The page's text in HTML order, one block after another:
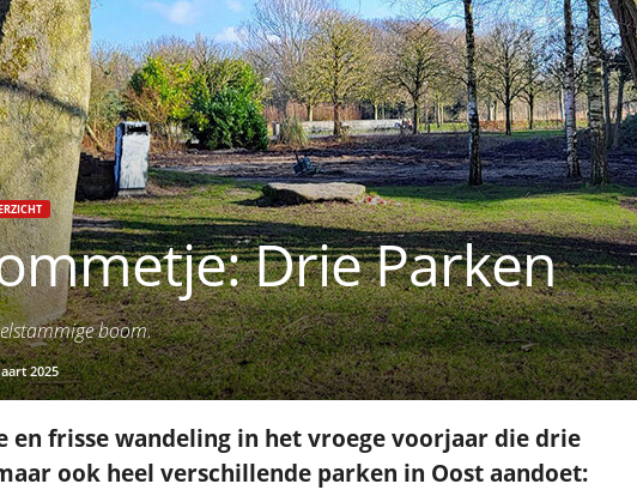
Drie Parken
boom.
2025
en frisse wandeling in het vroege voorjaar die drie
ook heel verschillende parken in Oost aandoet: